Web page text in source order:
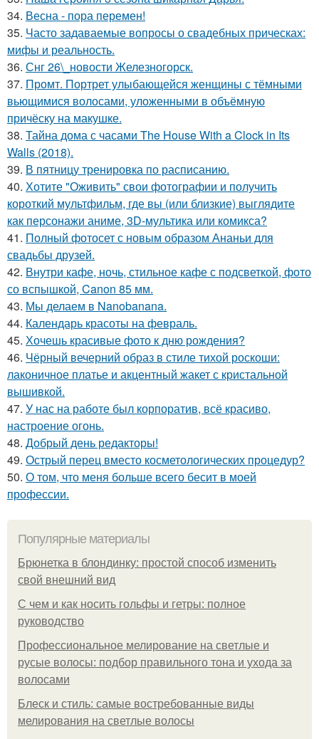
34. Весна - пора перемен!
35. Часто задаваемые вопросы о свадебных прическах:
мифы и реальность.
36. Снг 26\_новости Железногорск.
37. Промт. Портрет улыбающейся женщины с тёмными
вьющимися волосами, уложенными в объёмную
причёску на макушке.
38. Тайна дома с часами The House With a Clock in Its
Walls (2018).
39. В пятницу тренировка по расписанию.
40. Хотите "Оживить" свои фотографии и получить
короткий мультфильм, где вы (или близкие) выглядите
как персонажи аниме, 3D-мультика или комикса?
41. Полный фотосет с новым образом Ананьи для
свадьбы друзей.
42. Внутри кафе, ночь, стильное кафе с подсветкой, фото
со вспышкой, Canon 85 мм.
43. Мы делаем в Nanobanana.
44. Календарь красоты на февраль.
45. Хочешь красивые фото к дню рождения?
46. Чёрный вечерний образ в стиле тихой роскоши:
лаконичное платье и акцентный жакет с кристальной
вышивкой.
47. У нас на работе был корпоратив, всё красиво,
настроение огонь.
48. Добрый день редакторы!
49. Острый перец вместо косметологических процедур?
50. О том, что меня больше всего бесит в моей
профессии.
Популярные материалы
Брюнетка в блондинку: простой способ изменить
свой внешний вид
С чем и как носить гольфы и гетры: полное
руководство
Профессиональное мелирование на светлые и
русые волосы: подбор правильного тона и ухода за
волосами
Блеск и стиль: самые востребованные виды
мелирования на светлые волосы